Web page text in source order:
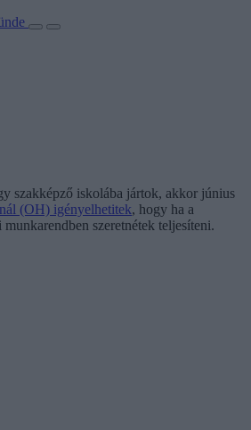
szakképző iskolába jártok, akkor június
(OH) igényelhetitek, hogy ha a
szeretnétek teljesíteni.